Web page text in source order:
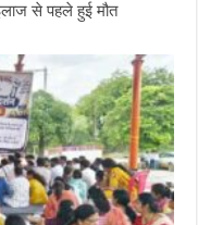
से पहले हुई मौत